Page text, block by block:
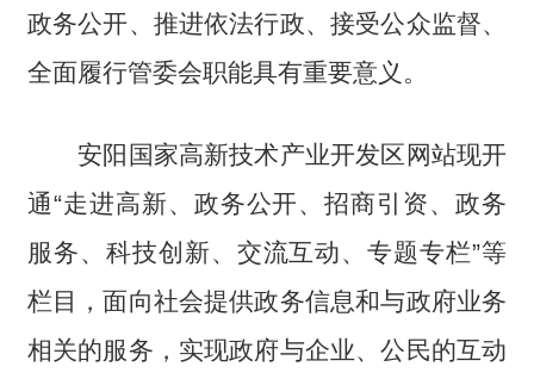
政务公开、推进依法行政、接受公众监督、
全面履行管委会职能具有重要意义。
安阳国家高新技术产业开发区网站现开
通“走进高新、政务公开、招商引资、政务
服务、科技创新、交流互动、专题专栏”等
栏目，面向社会提供政务信息和与政府业务
相关的服务，实现政府与企业、公民的互动